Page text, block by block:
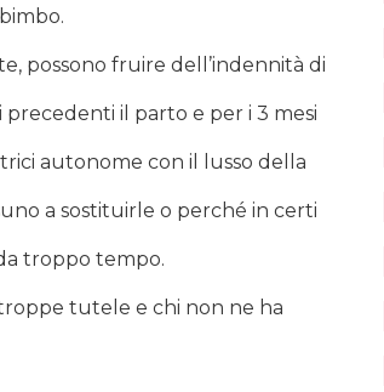
possono fruire dell’indennità di
il parto e per i 3 mesi
autonome con il lusso della
a sostituirle o perché in certi
troppo tempo.
tutele e chi non ne ha